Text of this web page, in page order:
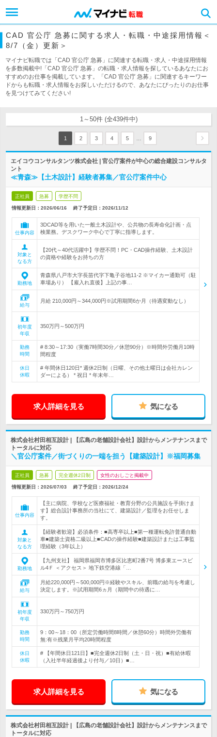
CAD 官公庁 急募に関する求人・転職・中途採用情報＜
8/7（金）更新＞
マイナビ転職では「CAD 官公庁 急募」に関連する転職・求人・中途採用情報
を多数掲載中!「CAD 官公庁 急募」の転職・求人情報を探しているあなたにお
すすめのお仕事を掲載しています。「CAD 官公庁 急募」に関連するキーワー
ドからも転職・求人情報をお探しいただけるので、あなたにぴったりのお仕事
を見つけてみてください!
1～50件 (全439件中)
1 2 3 4 5 9
エイコウコンサルタンツ株式会社 | 官公庁案件が中心の総合建設コンサルタ
ント
≪青森≫【土木設計】経験者募集／官公庁案件中心
正社員 急募 学歴不問
情報更新日：2026/06/16 終了予定日： 2026/11/12
仕事内容
3DCAD等を用いた一般土木設計や、公共物の長寿命化計画・点
検業務。デスクワーク中心で丁寧に指導します。
対象と
なる方
【20代～40代活躍中】学歴不問！PC・CAD操作経験、土木設計
の資格や経験をお持ちの方
勤務地
青森県八戸市大字長苗代字下亀子谷地11-2 ※マイカー通勤可（駐
車場あり） 【雇入れ直後】上記の事…
給与
月給 210,000円～344,000円※試用期間6か月（待遇変動なし）
初年度
年収
350万円～500万円
勤務
時間
# 8:30～17:30（実働7時間30分／休憩90分）※時間外労働月10時
間程度
休日
休暇
# 年間休日120日* 週休2日制（日曜、その他土曜日は会社カレン
ダーによる） * 祝日 * 年末年…
求人詳細を見る 気になる
株式会社村田相互設計 | 【広島の老舗設計会社】設計からメンテナンスまで
トータルに対応
＼官公庁案件／街づくりの一端を担う【建築設計】※福岡募集
正社員 急募 完全週休2日制 女性のおしごと掲載中
情報更新日：2026/07/03 終了予定日： 2026/12/24
仕事内容
【主に病院、学校など医療福祉・教育分野の公共施設を手掛けま
す】総合設計事務所の当社にて、建築設計／監理をお任せしま
す。
対象と
なる方
【経験者歓迎】必須条件：■高専卒以上■第一種運転免許普通自動
車■建築士資格二級以上■CADの操作経験■建築設計または工事監
理経験（3年以上）
勤務地
【九州支社】 福岡県福岡市博多区比恵町2番7号 博多東エースビ
ル4Ｆ ＜アクセス＞ 地下鉄空港線「…
給与
月給220,000円～500,000円※経験やスキル、前職の給与を考慮し
決定します。※試用期間6ヵ月（期間中の待遇に…
初年度
年収
330万円～750万円
勤務
時間
9：00～18：00（所定労働時間8時間／休憩60分）時間外労働有
無:有※残業月平均20時間程度
休日
休暇
# 【年間休日121日】■完全週休2日制（土・日・祝）■有給休暇
（入社半年経過後より付与／10日）■…
求人詳細を見る 気になる
株式会社村田相互設計 | 【広島の老舗設計会社】設計からメンテナンスまで
トータルに対応